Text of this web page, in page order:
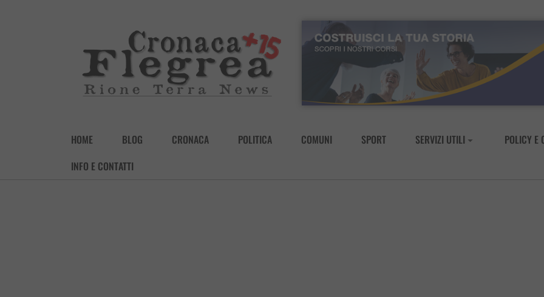
HOME BLOG CRONACA POLITICA COMUNI SPORT SERVIZI UTILI
POLICY E
INFO E CONTATTI